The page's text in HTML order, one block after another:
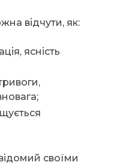
відчути, як:
ясність
своїми